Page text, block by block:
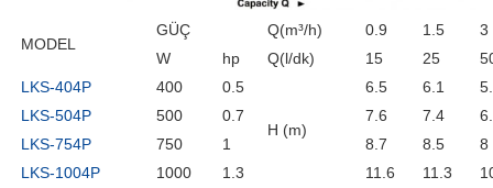
MODEL
GÜÇ Q(m³/h) 0.9 1.5
3
W
hp Q(l/dk) 15 25
LKS-404P
400 0.5
H (m)
6.5 6.1
LKS-504P
500 0.7 7.6 7.4
LKS-754P
750 1 8.7 8.5
8
LKS-1004P
1000 1.3 11.6 11.3